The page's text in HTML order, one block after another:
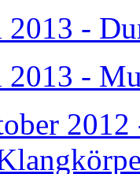
-
-